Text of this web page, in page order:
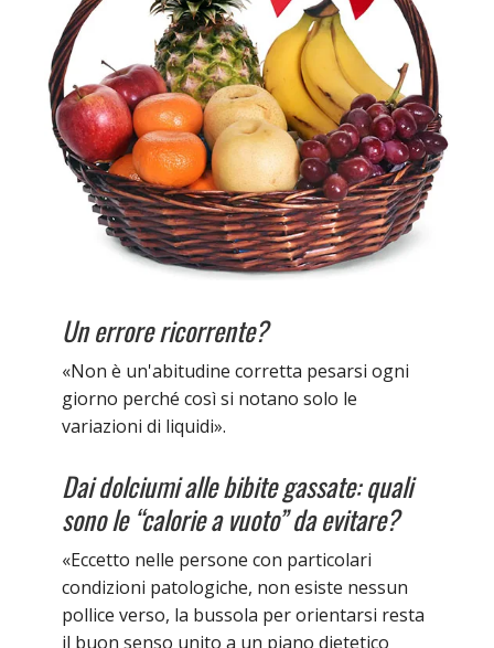
Un errore ricorrente?
«Non è un'abitudine corretta pesarsi ogni
giorno perché così si notano solo le
variazioni di liquidi».
Dai dolciumi alle bibite gassate: quali
sono le “calorie a vuoto” da evitare?
«Eccetto nelle persone con particolari
condizioni patologiche, non esiste nessun
pollice verso, la bussola per orientarsi resta
il buon senso unito a un piano dietetico